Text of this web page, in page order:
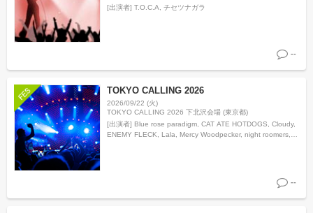
[出演者] T.O.C.A, チセツナガラ
--
TOKYO CALLING 2026
2026/09/22 (火)
TOKYO CALLING 2026 下北沢会場 (東京都)
[出演者] Blue rose paradigm, CAT ATE HOTDOGS, Cloudy,
ENEMY FLECK, Lala, Mercy Woodpecker, night roomers,
--